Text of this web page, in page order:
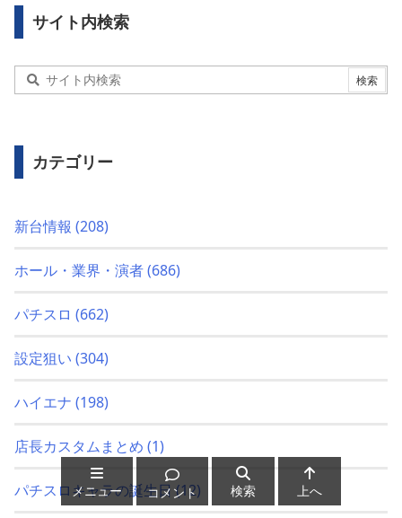
サイト内検索
カテゴリー
新台情報 (208)
ホール・業界・演者(686)
パチスロ (662)
設定狙い (304)
ハイエナ (198)
店長カスタムまとめ (1)
パチスロキャラの誕生日(12)
メニュー コメント 検索 上へ